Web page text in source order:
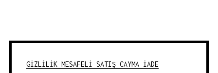
GİZLİLİK MESAFELİ SATIŞ CAYMA İADE